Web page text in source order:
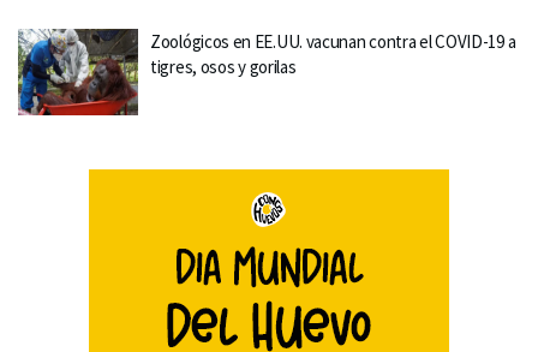
Zoológicos en EE.UU. vacunan contra el COVID-19 a
tigres, osos y gorilas